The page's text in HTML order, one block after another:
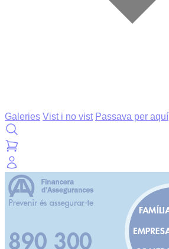
Galeries Vist i no vist Passava per aquí